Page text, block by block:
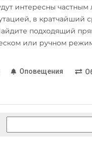
интересны
в кратчайший
подходящий
или ручном
Оповещения